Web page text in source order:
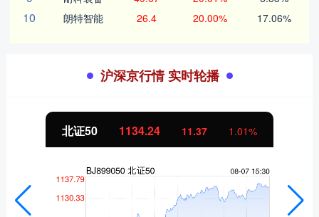
10 朗特智能 26.4 20.00% 17.06%
沪深京行情 实时轮播
北证50 1134.24 11.37 1.01%